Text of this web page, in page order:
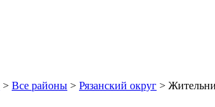
> Все районы > Рязанский округ >